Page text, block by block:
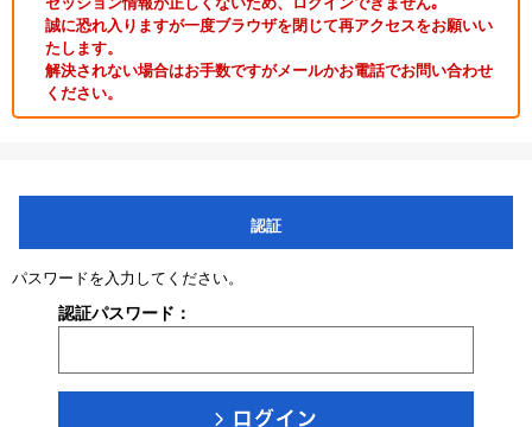
誠に恐れ入りますが一度ブラウザを閉じて再アクセスをお願いい
たします。
解決されない場合はお手数ですがメールかお電話でお問い合わせ
ください。
認証
パスワードを入力してください。
認証パスワード：